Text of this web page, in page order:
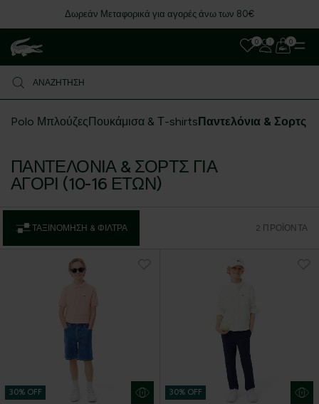
Μεταφορικά για αγορές άνω των 80€
0 0
Polo ΜπλούζεςΠουκάμισα & Τ-shirtsΠαντελόνια & Σορτς
ΠΑΝΤΕΛΌΝΙΑ & ΣΟΡΤΣ ΓΙΑ
ΑΓΌΡΙ (10-16 ΕΤΏΝ)
ΤΑΞΙΝΌΜΗΣΗ & ΦΊΛΤΡΑ 2 ΠΡΟΪΌΝΤΑ
30% OFF 30% OFF